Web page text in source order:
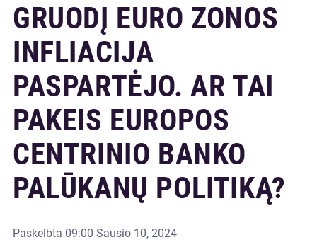
GRUODĮ EURO ZONOS
INFLIACIJA
PASPARTĖJO. AR TAI
PAKEIS EUROPOS
CENTRINIO BANKO
PALŪKANŲ POLITIKĄ?
Paskelbta 09:00 Sausio 10, 2024